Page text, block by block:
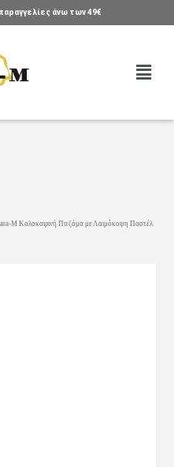
άνω των 49€
M Καλοκαιρινή Πιτζάμα με Λαιμόκοψη Παστέλ